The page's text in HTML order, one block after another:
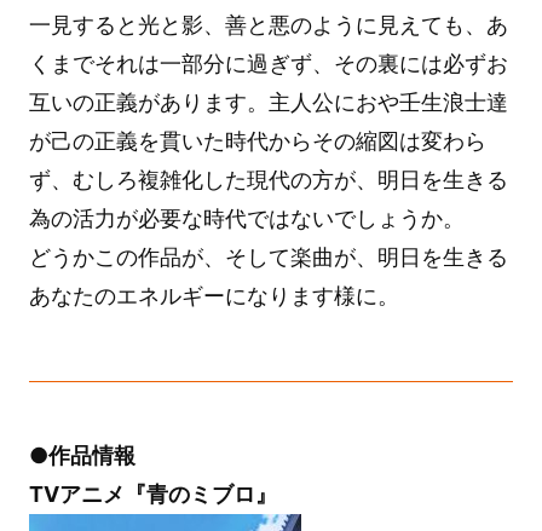
一見すると光と影、善と悪のように見えても、あ
くまでそれは一部分に過ぎず、その裏には必ずお
互いの正義があります。主人公におや壬生浪士達
が己の正義を貫いた時代からその縮図は変わら
ず、むしろ複雑化した現代の方が、明日を生きる
為の活力が必要な時代ではないでしょうか。
どうかこの作品が、そして楽曲が、明日を生きる
あなたのエネルギーになります様に。
●作品情報
TVアニメ『青のミブロ』